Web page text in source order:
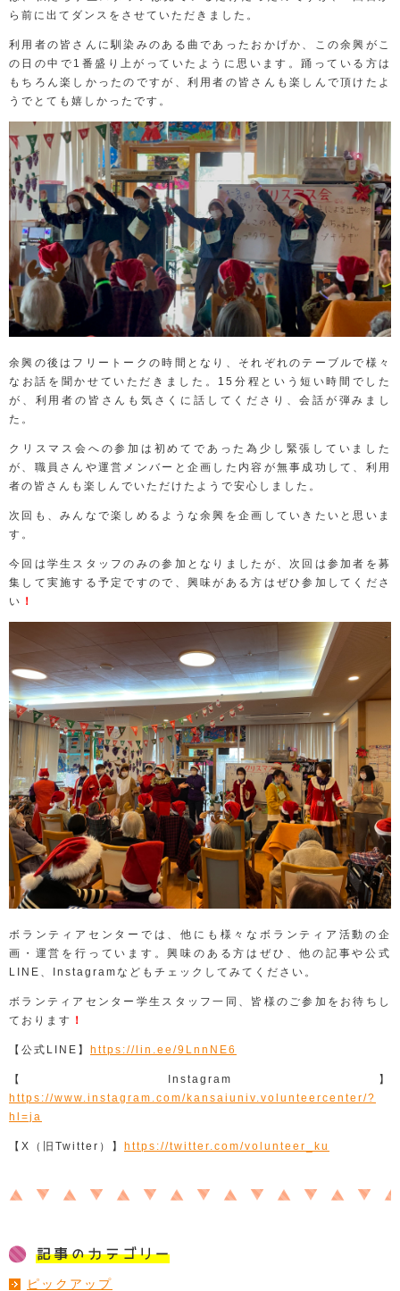
ら前に出てダンスをさせていただきました。
利用者の皆さんに馴染みのある曲であったおかげか、この余興がこ
の日の中で 1 番盛り上がっていたように思います。踊っている方は
もちろん楽しかったのですが、利用者の皆さんも楽しんで頂けたよ
うでとても嬉しかったです。
余興の後はフリートークの時間となり、それぞれのテーブルで様々
なお話を聞かせていただきました。 15 分程という短い時間でした
が、利用者の皆さんも気さくに話してくださり、会話が弾みまし
た。
クリスマス会への参加は初めてであった為少し緊張していました
が、職員さんや運営メンバーと企画した内容が無事成功して、利用
者の皆さんも楽しんでいただけたようで安心しました。
次回も、みんなで楽しめるような余興を企画していきたいと思いま
す。
今回は学生スタッフのみの参加となりましたが、次回は参加者を募
集して実施する予定ですので、興味がある方はぜひ参加してくださ
い ！
ボランティアセンターでは、他にも様々なボランティア活動の企
画・運営を行っています。興味のある方はぜひ、他の記事や公式
LINE
Instagramなどもチェックしてみてください。
ボランティアセンター学生スタッフ一同、皆様のご参加をお待ちし
ております ！
【公式 LINE 】 https://lin.ee/9LnnNE6
【 Instagram
】
https://www.instagram.com/kansaiuniv.volunteercenter/?
hl=ja
【 X （旧 Twitter ）】 https://twitter.com/volunteer_ku
ピックアップ